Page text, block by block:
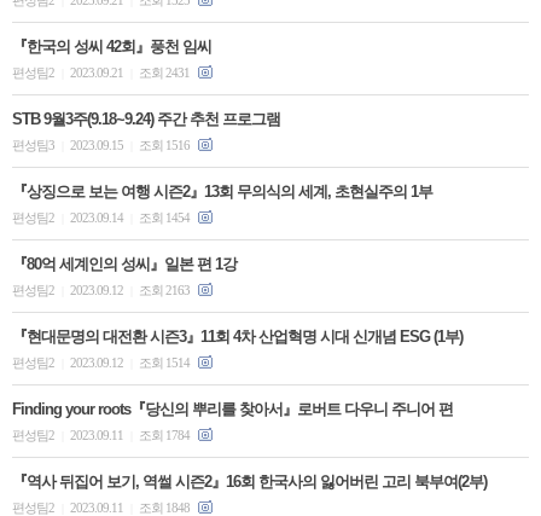
『한국의 성씨 42회』풍천 임씨
편성팀2 2023.09.21 조회 2431
STB 9월3주(9.18~9.24) 주간 추천 프로그램
편성팀3 2023.09.15 조회 1516
『상징으로 보는 여행 시즌2』13회 무의식의 세계, 초현실주의 1부
편성팀2 2023.09.14 조회 1454
『80억 세계인의 성씨』일본 편 1강
편성팀2 2023.09.12 조회 2163
『현대문명의 대전환 시즌3』11회 4차 산업혁명 시대 신개념 ESG (1부)
편성팀2 2023.09.12 조회 1514
Finding your roots『당신의 뿌리를 찾아서』로버트 다우니 주니어 편
편성팀2 2023.09.11 조회 1784
『역사 뒤집어 보기, 역썰 시즌2』16회 한국사의 잃어버린 고리 북부여(2부)
편성팀2 2023.09.11 조회 1848